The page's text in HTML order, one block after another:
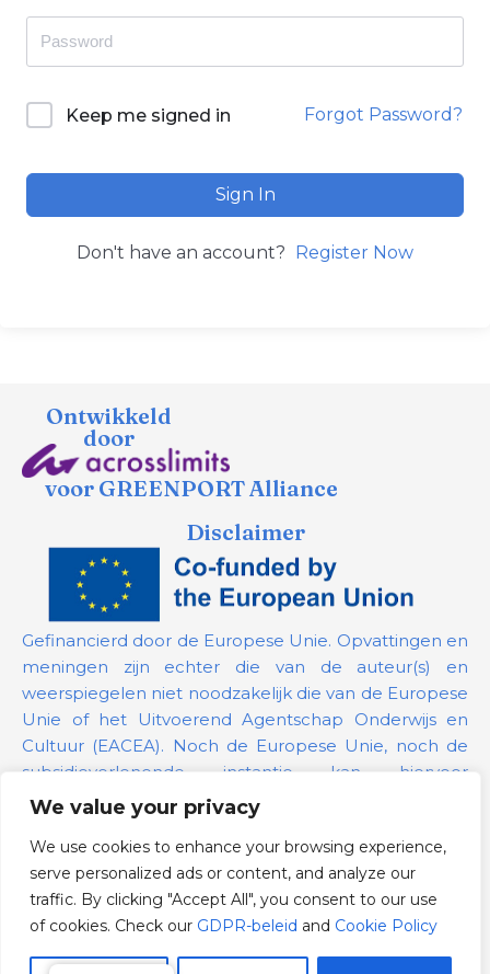
We value your privacy
We use cookies to enhance your browsing experience,
serve personalized ads or content, and analyze our
traffic. By clicking "Accept All", you consent to our use
of cookies. Check our GDPR-beleid and Cookie Policy
Keep me signed in Forgot Password?
Sign In
Don't have an account? Register Now
Ontwikkeld
door
voor GREENPORT Alliance
Disclaimer
Gefinancierd door de Europese Unie. Opvattingen en
meningen zijn echter die van de auteur(s) en
weerspiegelen niet noodzakelijk die van de Europese
Unie of het Uitvoerend Agentschap Onderwijs en
Cultuur (EACEA). Noch de Europese Unie, noch de
subsidieverlenende instantie kan hiervoor
verantwoordelijk worden gehouden.
Projectnummer: 101139879
GDPR-beleid
Cookie Policy